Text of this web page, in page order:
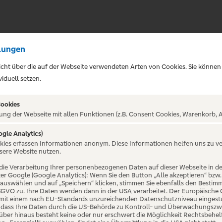
NICHT
über die auf der Webseite verwendeten Arten von Cookies. Sie
setzen.
der Webseite mit allen Funktionen (z.B. Consent Cookies, Warenkorb,
Analytics)
erfassen Informationen anonym. Diese Informationen helfen uns zu
Website nutzen.
Verarbeitung Ihrer personenbezogenen Daten auf dieser Webseite in
Google (Google Analytics): Wenn Sie den Button „Alle akzeptieren“
und auf „Speichern“ klicken, stimmen Sie ebenfalls den
zu. Ihre Daten werden dann in der USA verarbeitet. Der
einem nach EU-Standards unzureichenden Datenschutzniveau
Ihre Daten durch die US-Behörde zu Kontroll- und
hinaus besteht keine oder nur erschwert die Möglichkeit